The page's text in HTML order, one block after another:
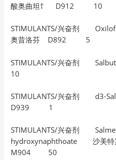
酸奥曲坦† D912 10
STIMULANTS/兴奋剂
奥昔洛芬 D892 5
STIMULANTS/兴奋剂
10
STIMULANTS/兴奋剂 d3-
D939 1
STIMULANTS/兴奋剂
hydroxynaphthoate 沙美特
M904 50